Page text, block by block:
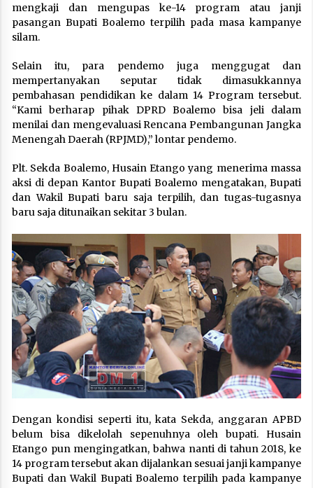
mengkaji dan mengupas ke-14 program atau janji
pasangan Bupati Boalemo terpilih pada masa kampanye
silam.
Selain itu, para pendemo juga menggugat dan
mempertanyakan seputar tidak dimasukkannya
pembahasan pendidikan ke dalam 14 Program tersebut.
“Kami berharap pihak DPRD Boalemo bisa jeli dalam
menilai dan mengevaluasi Rencana Pembangunan Jangka
Menengah Daerah (RPJMD),” lontar pendemo.
Plt. Sekda Boalemo, Husain Etango yang menerima massa
aksi di depan Kantor Bupati Boalemo mengatakan, Bupati
dan Wakil Bupati baru saja terpilih, dan tugas-tugasnya
baru saja ditunaikan sekitar 3 bulan.
Dengan kondisi seperti itu, kata Sekda, anggaran APBD
belum bisa dikelolah sepenuhnya oleh bupati. Husain
Etango pun mengingatkan, bahwa nanti di tahun 2018, ke
14 program tersebut akan dijalankan sesuai janji kampanye
Bupati dan Wakil Bupati Boalemo terpilih pada kampanye